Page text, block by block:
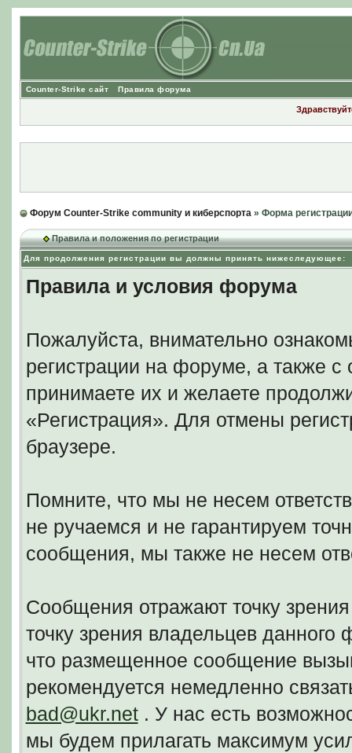
Counter-Strike сайт Правила форума
Форум Counter-Strike community и киберспорта» Форма
Правила и положения по регистрации
Для продолжения регистрации вы должны принять нижеследующее:
Правила и условия форума
Пожалуйста, внимательно
регистрации на форуме, а также
принимаете их и желаете
«Регистрация». Для отмены
браузере.
Помните, что мы не несем
не ручаемся и не гарантируем
сообщения, мы также не несем
Сообщения отражают точку
точку зрения владельцев
что размещенное сообщение
рекомендуется немедленно
bad@ukr.net. У нас есть
мы будем прилагать максимум